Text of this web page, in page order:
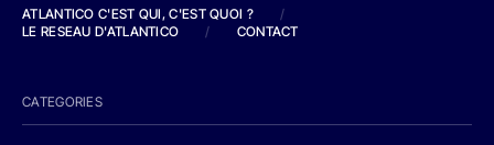
ATLANTICO C'EST QUI, C'EST QUOI ?
/
LE RESEAU D'ATLANTICO
/ CONTACT
CATEGORIES